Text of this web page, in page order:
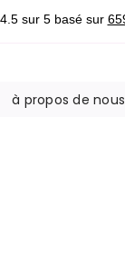
à propos de nous